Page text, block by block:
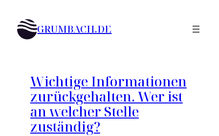
Inhalt
springen GRUMBACH.DE
Wichtige Informationen
zurückgehalten. Wer ist
an welcher Stelle
zuständig?